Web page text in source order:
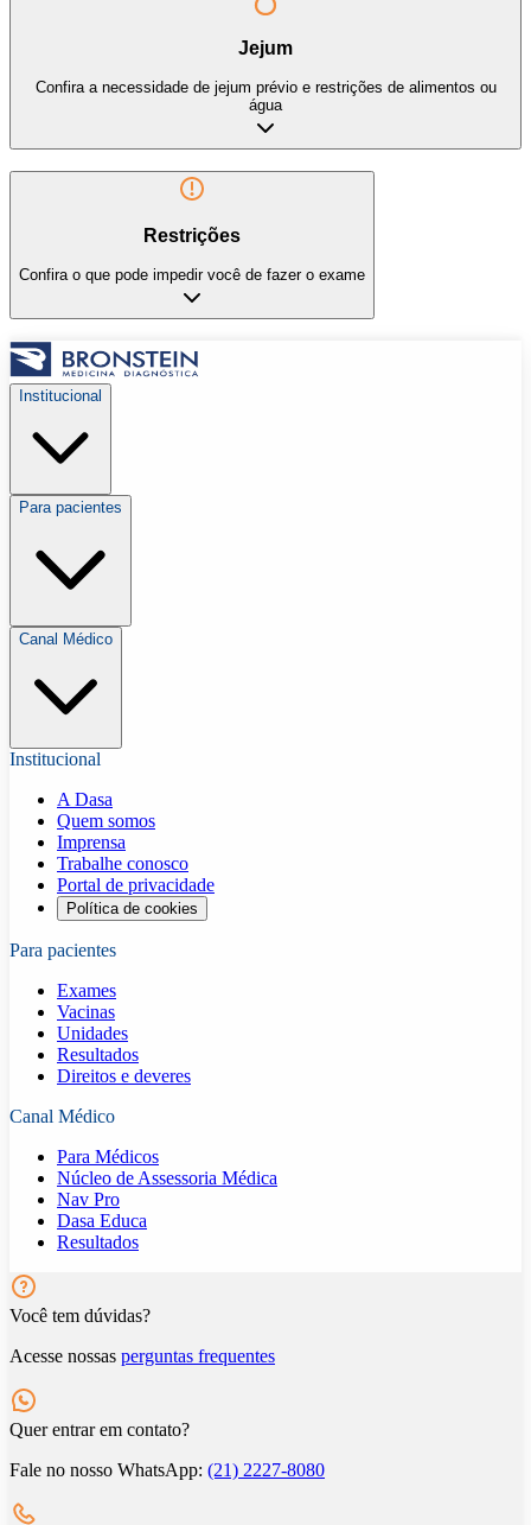
Jejum
Confira a necessidade de jejum prévio e restrições de alimentos ou
água
Restrições
Confira o que pode impedir você de fazer o exame
Institucional
Para pacientes
Canal Médico
Institucional
A Dasa
Quem somos
Imprensa
Trabalhe conosco
Portal de privacidade
Política de cookies
Para pacientes
Exames
Vacinas
Unidades
Resultados
Direitos e deveres
Canal Médico
Para Médicos
Núcleo de Assessoria Médica
Nav Pro
Dasa Educa
Resultados
Você tem dúvidas?
Acesse nossas perguntas frequentes
Quer entrar em contato?
Fale no nosso WhatsApp: (21) 2227-8080